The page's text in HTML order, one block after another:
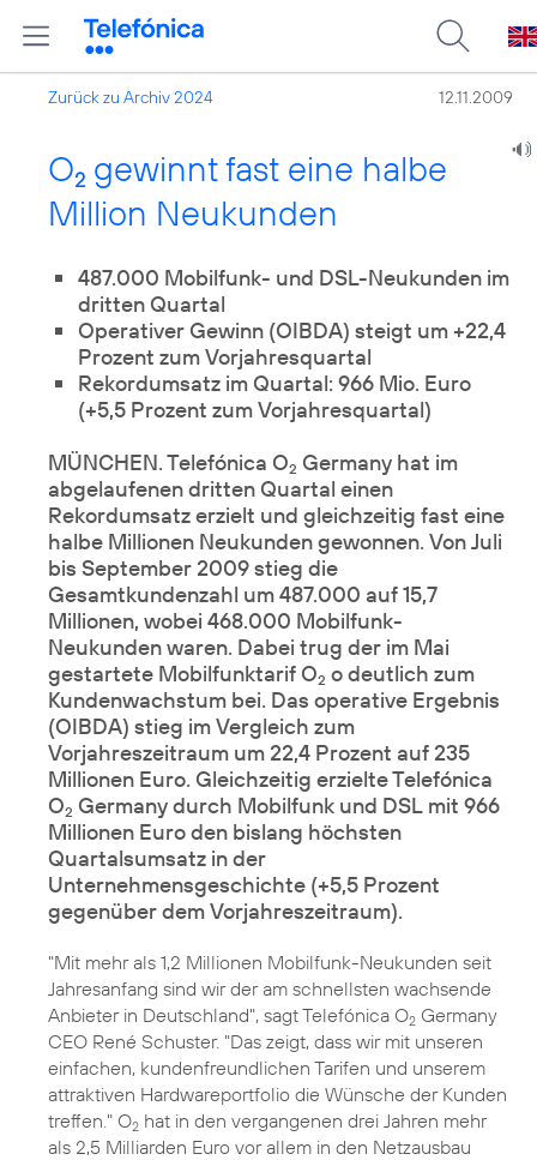
Zurück zu Archiv 2024 12.11.2009
O2 gewinnt fast eine halbe
Million Neukunden
487.000 Mobilfunk- und DSL-Neukunden im
dritten Quartal
Operativer Gewinn (OIBDA) steigt um +22,4
Prozent zum Vorjahresquartal
Rekordumsatz im Quartal: 966 Mio. Euro
(+5,5 Prozent zum Vorjahresquartal)
MÜNCHEN. Telefónica O2 Germany hat im
abgelaufenen dritten Quartal einen
Rekordumsatz erzielt und gleichzeitig fast eine
halbe Millionen Neukunden gewonnen. Von Juli
bis September 2009 stieg die
Gesamtkundenzahl um 487.000 auf 15,7
Millionen, wobei 468.000 Mobilfunk-
Neukunden waren. Dabei trug der im Mai
gestartete Mobilfunktarif O2 o deutlich zum
Kundenwachstum bei. Das operative Ergebnis
(OIBDA) stieg im Vergleich zum
Vorjahreszeitraum um 22,4 Prozent auf 235
Millionen Euro. Gleichzeitig erzielte Telefónica
O2 Germany durch Mobilfunk und DSL mit 966
Millionen Euro den bislang höchsten
Quartalsumsatz in der
Unternehmensgeschichte (+5,5 Prozent
gegenüber dem Vorjahreszeitraum).
"Mit mehr als 1,2 Millionen Mobilfunk-Neukunden seit
Jahresanfang sind wir der am schnellsten wachsende
Anbieter in Deutschland", sagt Telefónica O2 Germany
CEO René Schuster. "Das zeigt, dass wir mit unseren
einfachen, kundenfreundlichen Tarifen und unserem
attraktiven Hardwareportfolio die Wünsche der Kunden
treffen." O2 hat in den vergangenen drei Jahren mehr
als 2,5 Milliarden Euro vor allem in den Netzausbau